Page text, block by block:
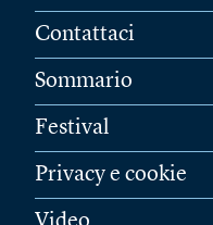
Contattaci
Sommario
Festival
Privacy e cookie